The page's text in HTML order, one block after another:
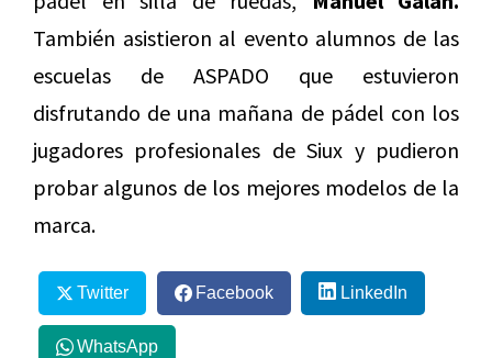
También asistieron al evento alumnos de las
escuelas de ASPADO que estuvieron
disfrutando de una mañana de pádel con los
jugadores profesionales de Siux y pudieron
probar algunos de los mejores modelos de la
marca.
Twitter Facebook LinkedIn
WhatsApp